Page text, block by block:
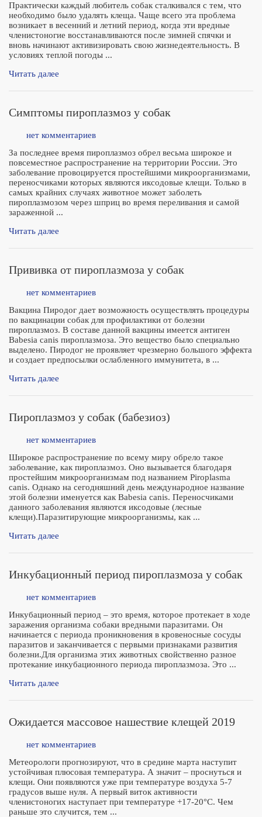
Практически каждый любитель собак сталкивался с тем, что
необходимо было удалять клеща. Чаще всего эта проблема
возникает в весенний и летний период, когда эти вредные
членистоногие восстанавливаются после зимней спячки и
вновь начинают активизировать свою жизнедеятельность. В
условиях теплой погоды ...
Читать далее
Симптомы пироплазмоз у собак
нет комментариев
За последнее время пироплазмоз обрел весьма широкое и
повсеместное распространение на территории России. Это
заболевание провоцируется простейшими микроорганизмами,
переносчиками которых являются иксодовые клещи. Только в
самых крайних случаях животное может заболеть
пироплазмозом через шприц во время переливания и самой
зараженной ...
Читать далее
Прививка от пироплазмоза у собак
нет комментариев
Вакцина Пиродог дает возможность осуществлять процедуры
по вакцинации собак для профилактики от болезни
пироплазмоз. В составе данной вакцины имеется антиген
Babesia canis пироплазмоза. Это вещество было специально
выделено. Пиродог не проявляет чрезмерно большого эффекта
и создает предпосылки ослабленного иммунитета, в ...
Читать далее
Пироплазмоз у собак (бабезиоз)
нет комментариев
Широкое распространение по всему миру обрело такое
заболевание, как пироплазмоз. Оно вызывается благодаря
простейшим микроорганизмам под названием Piroplasma
canis. Однако на сегодняшний день международное название
этой болезни именуется как Babesia canis. Переносчиками
данного заболевания являются иксодовые (лесные
клещи).Паразитирующие микроорганизмы, как ...
Читать далее
Инкубационный период пироплазмоза у собак
нет комментариев
Инкубационный период – это время, которое протекает в ходе
заражения организма собаки вредными паразитами. Он
начинается с периода проникновения в кровеносные сосуды
паразитов и заканчивается с первыми признаками развития
болезни.Для организма этих животных свойственно разное
протекание инкубационного периода пироплазмоза. Это ...
Читать далее
Ожидается массовое нашествие клещей 2019
нет комментариев
Метеорологи прогнозируют, что в средине марта наступит
устойчивая плюсовая температура. А значит – проснуться и
клещи. Они появляются уже при температуре воздуха 5-7
градусов выше нуля. А первый виток активности
членистоногих наступает при температуре +17-20°C. Чем
раньше это случится, тем ...